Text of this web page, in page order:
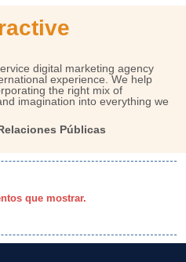
digital marketing agency
experience. We help
the right mix of
imagination into everything we
Públicas
que mostrar.